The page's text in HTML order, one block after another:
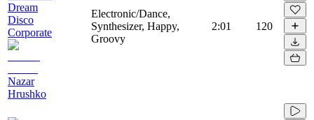
Dream
Disco
Corporate
Nazar
Hrushko
Electronic/Dance,
Synthesizer, Happy,
Groovy
2:01 120